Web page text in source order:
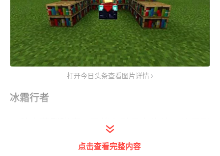
打开今日头条查看图片详情
冰霜行者
一种宝藏型附魔，只能在鞋子上生效，效果则
家们在水面上正常行走。冰霜行者结冰范围与
点击查看完整内容